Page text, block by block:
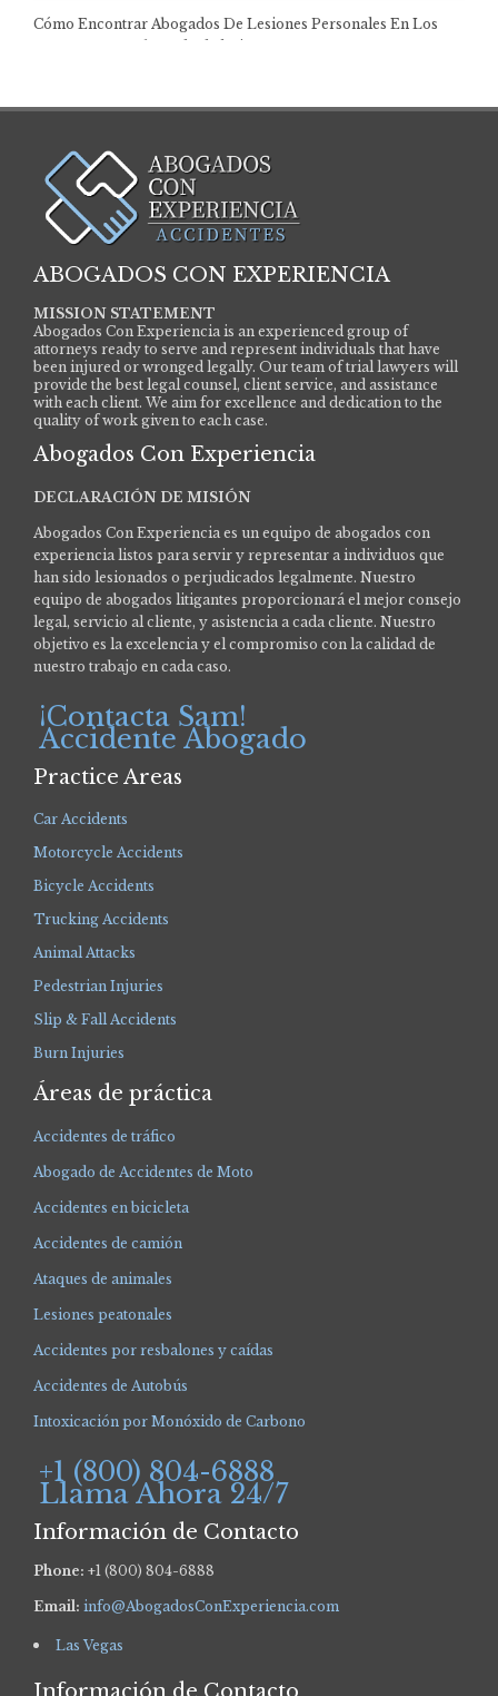
Cómo Encontrar Abogados De Lesiones Personales En Los
ABOGADOS CON EXPERIENCIA
MISSION STATEMENT
Abogados Con Experiencia is an experienced group of
attorneys ready to serve and represent individuals that have
been injured or wronged legally. Our team of trial lawyers will
provide the best legal counsel, client service, and assistance
with each client. We aim for excellence and dedication to the
quality of work given to each case.
Abogados Con Experiencia
DECLARACIÓN DE MISIÓN
Abogados Con Experiencia es un equipo de abogados con
experiencia listos para servir y representar a individuos que
han sido lesionados o perjudicados legalmente. Nuestro
equipo de abogados litigantes proporcionará el mejor consejo
legal, servicio al cliente, y asistencia a cada cliente. Nuestro
objetivo es la excelencia y el compromiso con la calidad de
nuestro trabajo en cada caso.
¡Contacta Sam!
Accidente Abogado
Practice Areas
Car Accidents
Motorcycle Accidents
Bicycle Accidents
Trucking Accidents
Animal Attacks
Pedestrian Injuries
Slip & Fall Accidents
Burn Injuries
Áreas de práctica
Accidentes de tráfico
Abogado de Accidentes de Moto
Accidentes en bicicleta
Accidentes de camión
Ataques de animales
Lesiones peatonales
Accidentes por resbalones y caídas
Accidentes de Autobús
Intoxicación por Monóxido de Carbono
+1 (800) 804-6888
Llama Ahora 24/7
Información de Contacto
Phone: +1 (800) 804-6888
Email: info@AbogadosConExperiencia.com
Las Vegas